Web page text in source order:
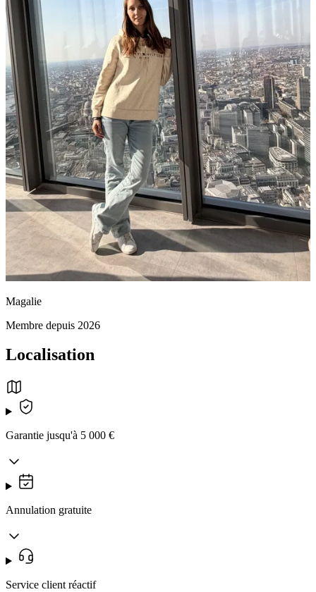
Magalie
Membre depuis 2026
Localisation
Garantie jusqu'à 5 000 €
Annulation gratuite
Service client réactif